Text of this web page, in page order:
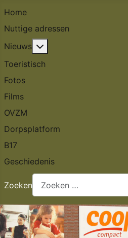
Home
Nuttige adressen
Nieuws
Toeristisch
Fotos
Films
OVZM
Dorpsplatform
B17
Geschiedenis
Zoeken